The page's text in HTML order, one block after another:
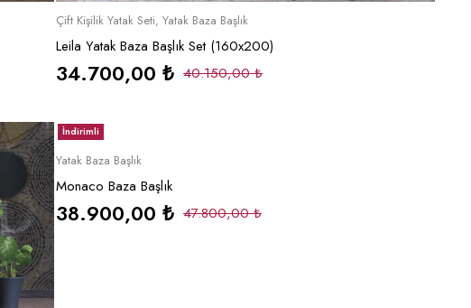
Sepete Ekle
Çift Kişilik Yatak Seti, Yatak Baza Başlık
Leila Yatak Baza Başlık Set (160x200)
40.150,00₺
34.700,00 ₺
İndirimli
Yatak Baza Başlık
Monaco Baza Başlık
47.800,00₺
38.900,00 ₺